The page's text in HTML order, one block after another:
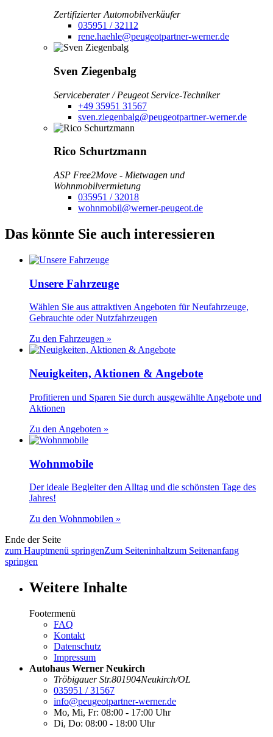
Zertifizierter Automobilverkäufer
035951 / 32112
rene.haehle@peugeotpartner-werner.de
Sven Ziegenbalg
Serviceberater / Peugeot Service-Techniker
+49 35951 31567
sven.ziegenbalg@peugeotpartner-werner.de
Rico Schurtzmann
ASP Free2Move - Mietwagen und
Wohnmobilvermietung
035951 / 32018
wohnmobil@werner-peugeot.de
Das könnte Sie auch interessieren
Unsere Fahrzeuge
Wählen Sie aus attraktiven Angeboten für Neufahrzeuge,
Gebrauchte oder Nutzfahrzeugen
Zu den Fahrzeugen »
Neuigkeiten, Aktionen & Angebote
Profitieren und Sparen Sie durch ausgewählte Angebote und
Aktionen
Zu den Angeboten »
Wohnmobile
Der ideale Begleiter den Alltag und die schönsten Tage des
Jahres!
Zu den Wohnmobilen »
Ende der Seite
zum Hauptmenü springenZum Seiteninhaltzum Seitenanfang
springen
Weitere Inhalte
Footermenü
FAQ
Kontakt
Datenschutz
Impressum
Autohaus Werner Neukirch
Tröbigauer Str.801904Neukirch/OL
035951 / 31567
info@peugeotpartner-werner.de
Mo, Mi, Fr: 08:00 - 17:00 Uhr
Di, Do: 08:00 - 18:00 Uhr